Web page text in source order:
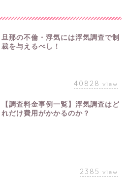
旦那の不倫・浮気には浮気調査で制
裁を与えるべし！
40828 view
【調査料金事例一覧】浮気調査はど
れだけ費用がかかるのか？
2385 view